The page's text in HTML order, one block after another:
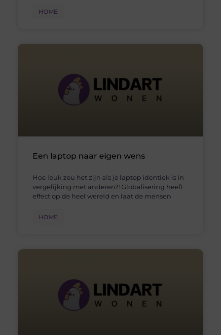
HOME
Een laptop naar eigen wens
Hoe leuk zou het zijn als je laptop identiek is in
vergelijking met anderen?! Globalisering heeft
effect op de heel wereld en laat de mensen
HOME